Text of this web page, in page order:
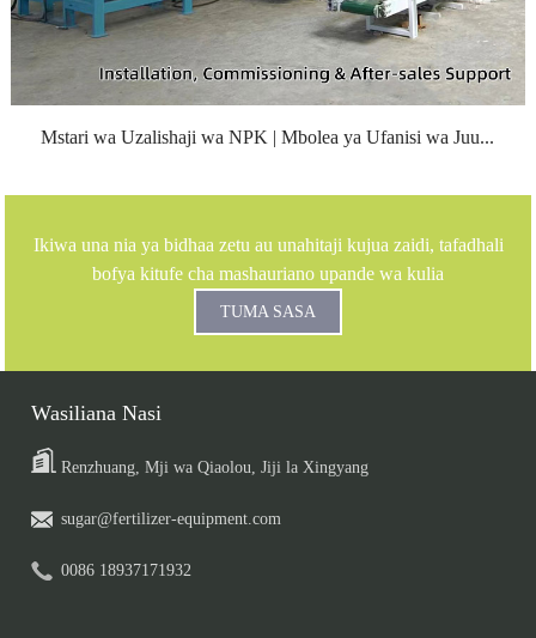
Mstari wa Uzalishaji wa NPK | Mbolea ya Ufanisi wa Juu...
Ikiwa una nia ya bidhaa zetu au unahitaji kujua zaidi, tafadhali
bofya kitufe cha mashauriano upande wa kulia
TUMA SASA
Wasiliana Nasi
Renzhuang, Mji wa Qiaolou, Jiji la Xingyang
sugar@fertilizer-equipment.com
0086 18937171932